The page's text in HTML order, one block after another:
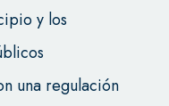
y los
una regulación